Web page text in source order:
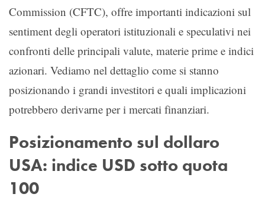
Commission (CFTC), offre importanti indicazioni sul
sentiment degli operatori istituzionali e speculativi nei
confronti delle principali valute, materie prime e indici
azionari. Vediamo nel dettaglio come si stanno
posizionando i grandi investitori e quali implicazioni
potrebbero derivarne per i mercati finanziari.
Posizionamento sul dollaro
USA: indice USD sotto quota
100